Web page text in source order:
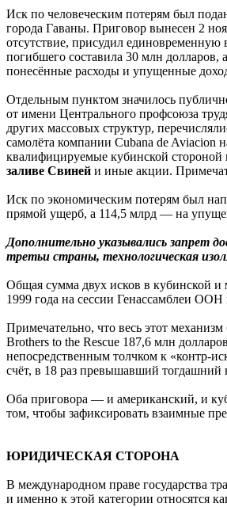
Иск по человеческим потерям был
города Гаваны. Приговор вынесен 2
отсутствие, присудил
погибшего составила 30 млн
понесённые расходы и упущенные
Отдельным пунктом значилось
от имени Центрального профсоюза
других массовых структур,
самолёта компании Cubana de Aviacion
квалифицируемые кубинской стороной
заливе Свиней и иные акции.
Иск по экономическим потерям был
прямой ущерб, а 114,5 млрд — на
Дополнительно указывались запрет
третьи страны, технологическая
Общая сумма двух исков в кубинской и
1999 года на сессии Генассамблеи ООН
Примечательно, что весь этот
Brothers to the Rescue 187,6 млн
непосредственным толчком к «контр-
счёт, в 18 раз превышавший
Оба приговора — и американский, и
том, чтобы зафиксировать взаимные
ЮРИДИЧЕСКАЯ СТОРОНА
В международном праве государства
и именно к этой категории относятся